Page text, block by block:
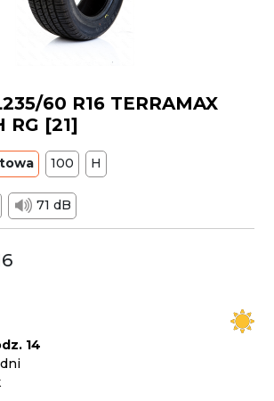
60 R16 TERRAMAX
RG [21]
100 H
71 dB
14